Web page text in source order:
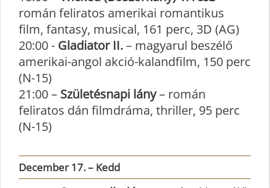
román feliratos amerikai romantikus
film, fantasy, musical, 161 perc, 3D (AG)
20:00 - Gladiator II.– magyarul beszélő
amerikai-angol akció-kalandfilm, 150 perc
(N-15)
21:00 – Születésnapi lány– román
feliratos dán filmdráma, thriller, 95 perc
(N-15)
December 17. – Kedd